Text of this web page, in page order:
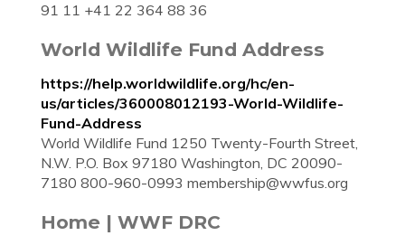
91 11 +41 22 364 88 36
World Wildlife Fund Address
https://help.worldwildlife.org/hc/en-
us/articles/360008012193-World-Wildlife-
Fund-Address
World Wildlife Fund 1250 Twenty-Fourth Street,
N.W. P.O. Box 97180 Washington, DC 20090-
7180 800-960-0993 membership@wwfus.org
Home | WWF DRC